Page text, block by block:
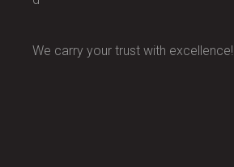
We carry your trust with excellence!